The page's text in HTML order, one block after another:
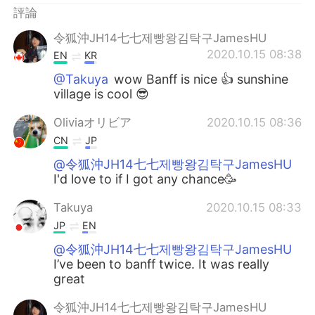
評論
令狐沖JH14七七제빵왕김탁구JamesHU
2020.10.15 08:38
EN KR
@Takuya wow Banff is nice 👍 sunshine
village is cool 😎
Oliviaオリビア 2020.10.15 08:36
CN JP
@令狐沖JH14七七제빵왕김탁구JamesHU
I'd love to if I got any chance🥳
Takuya 2020.10.15 08:33
JP EN
@令狐沖JH14七七제빵왕김탁구JamesHU
I’ve been to banff twice. It was really
great
令狐沖JH14七七제빵왕김탁구JamesHU